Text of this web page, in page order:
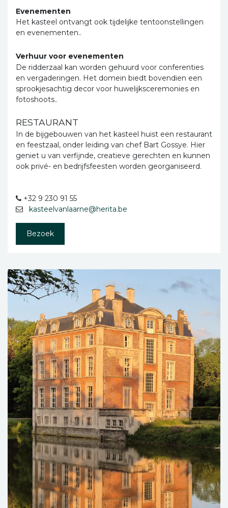
Evenementen
Het kasteel ontvangt ook tijdelijke tentoonstellingen
en evenementen..
Verhuur voor evenementen
De ridderzaal kan worden gehuurd voor conferenties
en vergaderingen. Het domein biedt bovendien een
sprookjesachtig decor voor huwelijksceremonies en
fotoshoots..
RESTAURANT
In de bijgebouwen van het kasteel huist een restaurant
en feestzaal, onder leiding van chef Bart Gossye. Hier
geniet u van verfijnde, creatieve gerechten en kunnen
ook privé- en bedrijfsfeesten worden georganiseerd.
+32 9 230 91 55
kasteelvanlaarne@herita.be
Bezoek